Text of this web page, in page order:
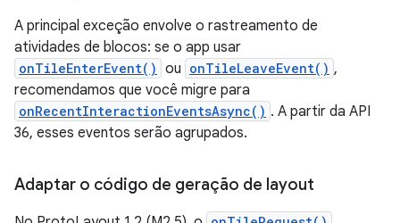
A principal exceção envolve o rastreamento de
atividades de blocos: se o app usar
onTileEnterEvent() ou onTileLeaveEvent() ,
recomendamos que você migre para
onRecentInteractionEventsAsync() . A partir da API
36, esses eventos serão agrupados.
Adaptar o código de geração de layout